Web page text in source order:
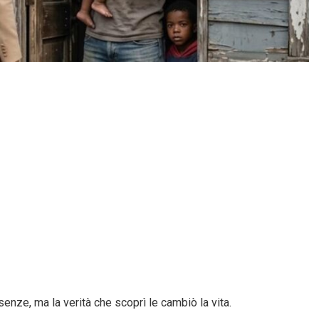
ma la verità che scoprì le cambiò la vita.